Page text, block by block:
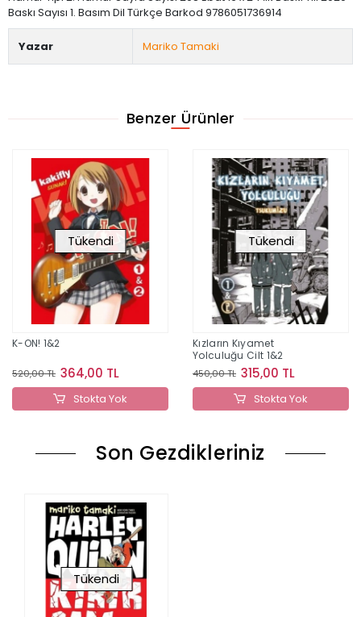
Baskı Sayısı 1. Basım Dil Türkçe Barkod 9786051736914
Yazar Mariko Tamaki
Benzer Ürünler
Tükendi
K-ON! 1&2
520,00 TL 364,00 TL
Stokta Yok
Tükendi
Kızların Kıyamet
Yolculuğu Cilt 1&2
450,00 TL 315,00 TL
Stokta Yok
Son Gezdikleriniz
Tükendi